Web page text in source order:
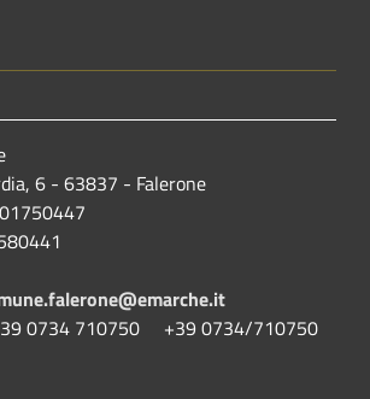
6 - 63837 - Falerone
0734 710750 +39 0734/710750